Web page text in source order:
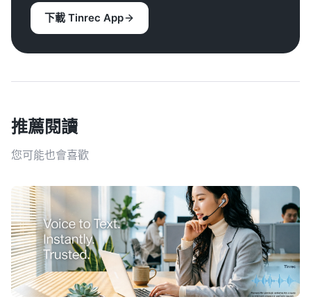
下載 Tinrec App
推薦閱讀
您可能也會喜歡